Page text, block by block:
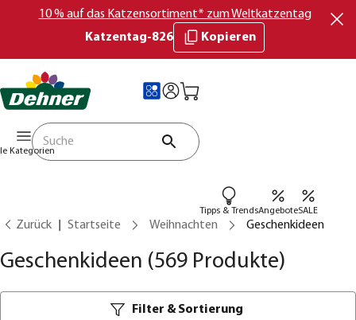
10 % auf das Katzensortiment* zum Weltkatzentag
Katzentag-826
Kopieren
Kategorien
Tipps & TrendsAngeboteSALE
Zurück Startseite Weihnachten Geschenkideen
Geschenkideen (569 Produkte)
Filter & Sortierung